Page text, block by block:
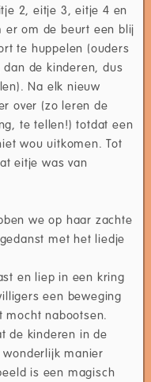
2, eitje 3, eitje 4 en
er om de beurt een blij
te huppelen (ouders
de kinderen, dus
Na elk nieuw
over (zo leren de
te tellen!) totdat een
wou uitkomen. Tot
eitje was van
we op haar zachte
met het liedje
en liep in een kring
een beweging
mocht nabootsen.
de kinderen in de
manier
is een magisch